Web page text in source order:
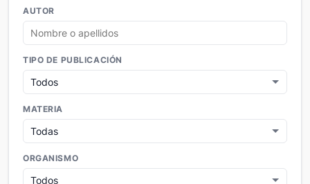
AUTOR
TIPO DE PUBLICACIÓN
MATERIA
ORGANISMO